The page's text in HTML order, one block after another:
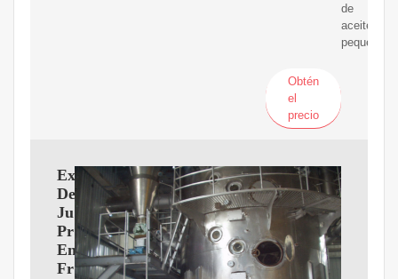
de
aceite
pequeñas.
Obtén
el
precio
Extractor
De
Jugos
Prensado
En
Frio